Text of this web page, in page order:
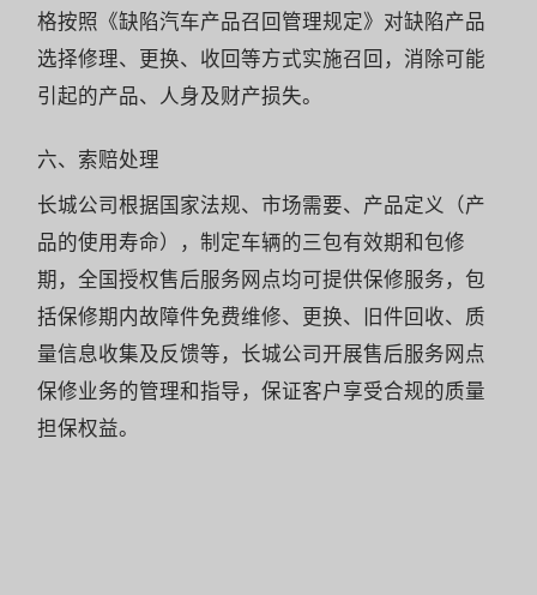
扫码下载App
格按照《缺陷汽车产品召回管理规定》对缺陷产品
选择修理、更换、收回等方式实施召回，消除可能
引起的产品、人身及财产损失。
六、索赔处理
长城公司根据国家法规、市场需要、产品定义（产
品的使用寿命），制定车辆的三包有效期和包修
期，全国授权售后服务网点均可提供保修服务，包
括保修期内故障件免费维修、更换、旧件回收、质
量信息收集及反馈等，长城公司开展售后服务网点
保修业务的管理和指导，保证客户享受合规的质量
担保权益。